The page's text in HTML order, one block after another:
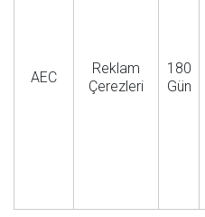
AEC
Reklam
Çerezleri
180
Gün